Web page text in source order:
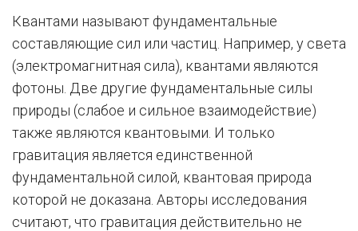
Квантами называют фундаментальные
составляющие сил или частиц. Например, у света
(электромагнитная сила), квантами являются
фотоны. Две другие фундаментальные силы
природы (слабое и сильное взаимодействие)
также являются квантовыми. И только
гравитация является единственной
фундаментальной силой, квантовая природа
которой не доказана. Авторы исследования
считают, что гравитация действительно не